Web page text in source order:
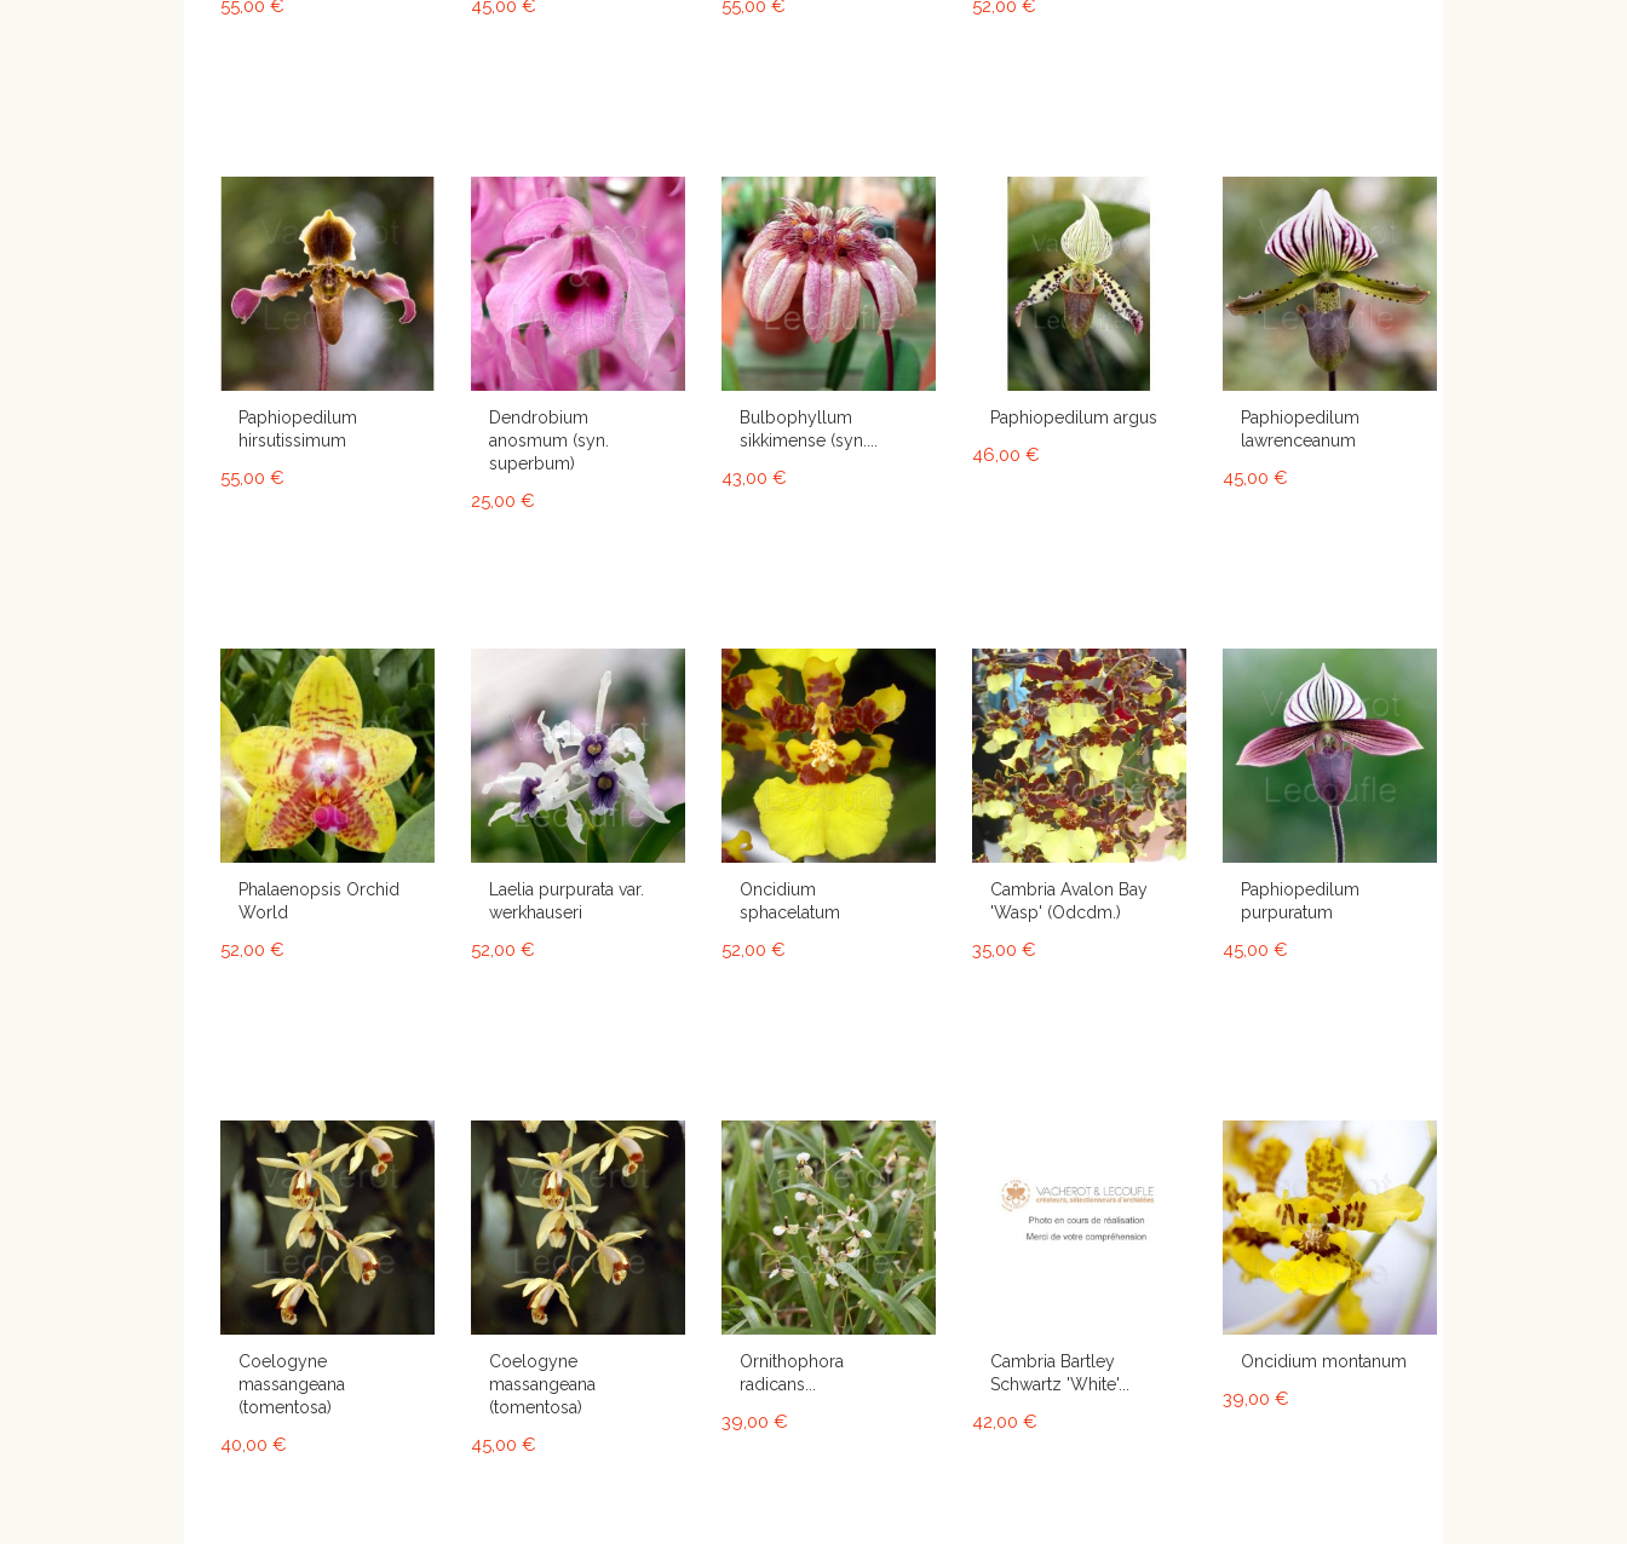
55,00 € 45,00 € 55,00 € 52,00 €
Paphiopedilum
hirsutissimum
55,00 €
Dendrobium
anosmum (syn.
superbum)
25,00 €
Bulbophyllum
sikkimense (syn....
43,00 €
Paphiopedilum argus
46,00 €
Paphiopedilum
lawrenceanum
45,00 €
Phalaenopsis Orchid
World
52,00 €
Laelia purpurata var.
werkhauseri
52,00 €
Oncidium
sphacelatum
52,00 €
Cambria Avalon Bay
'Wasp' (Odcdm.)
35,00 €
Paphiopedilum
purpuratum
45,00 €
Coelogyne
massangeana
(tomentosa)
40,00 €
Coelogyne
massangeana
(tomentosa)
45,00 €
Ornithophora
radicans...
39,00 €
Cambria Bartley
Schwartz 'White'...
42,00 €
Oncidium montanum
39,00 €